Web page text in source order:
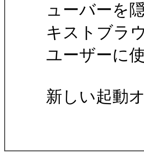
ューバーを
キストブラ
ユーザーに
新しい起動